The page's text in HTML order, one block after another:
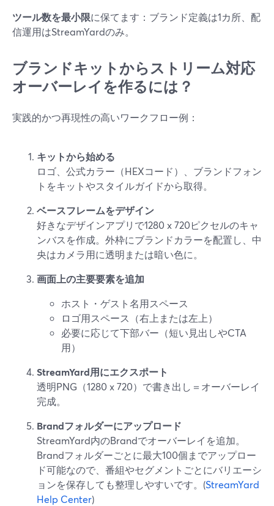
ツール数を最小限に保てます：ブランド定義は1カ所、配
信運用はStreamYardのみ。
ブランドキットからストリーム対応
オーバーレイを作るには？
実践的かつ再現性の高いワークフロー例：
キットから始める
ロゴ、公式カラー（HEXコード）、ブランドフォン
トをキットやスタイルガイドから取得。
ベースフレームをデザイン
好きなデザインアプリで1280 x 720ピクセルのキャ
ンバスを作成。外枠にブランドカラーを配置し、中
央はカメラ用に透明または暗い色に。
画面上の主要要素を追加
ホスト・ゲスト名用スペース
ロゴ用スペース（右上または左上）
必要に応じて下部バー（短い見出しやCTA
用）
StreamYard用にエクスポート
透明PNG（1280 x 720）で書き出し＝オーバーレイ
完成。
Brandフォルダーにアップロード
StreamYard内のBrandでオーバーレイを追加。
Brandフォルダーごとに最大100個までアップロー
ド可能なので、番組やセグメントごとにバリエーシ
ョンを保存しても整理しやすいです。(StreamYard
Help Center)